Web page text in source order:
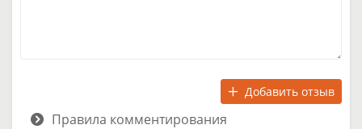
Добавить отзыв
Правила комментирования